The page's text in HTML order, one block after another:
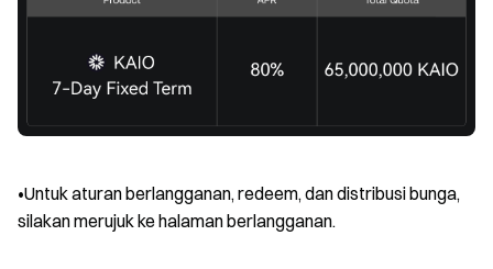
•Untuk aturan berlangganan, redeem, dan distribusi bunga,
silakan merujuk ke halaman berlangganan.